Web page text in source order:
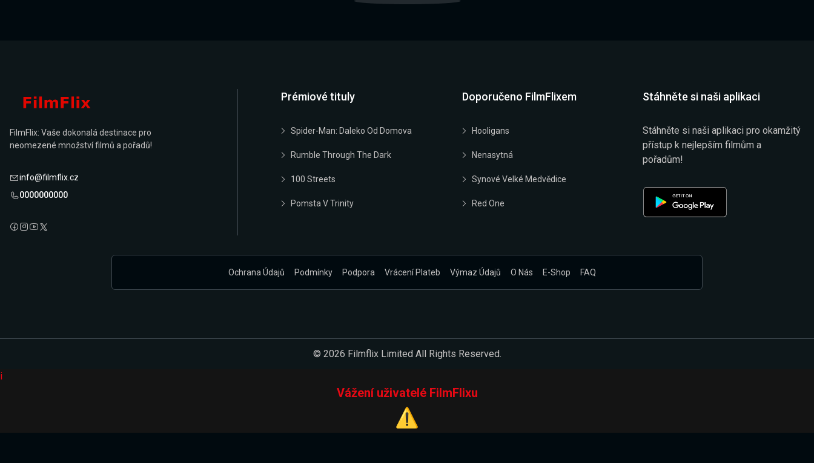
FilmFlix: Vaše dokonalá destinace pro
neomezené množství filmů a pořadů!
info@filmflix.cz
0000000000
Prémiové tituly
Spider-Man: Daleko Od Domova
Rumble Through The Dark
100 Streets
Pomsta V Trinity
Doporučeno FilmFlixem
Hooligans
Nenasytná
Synové Velké Medvědice
Red One
Stáhněte si naši aplikaci
Stáhněte si naši aplikaci pro okamžitý
přístup k nejlepším filmům a
pořadům!
Ochrana Údajů Podmínky Podpora Vrácení Plateb Výmaz Údajů O Nás E-Shop FAQ
© 2026 Filmflix Limited All Rights Reserved.
i
Vážení uživatelé FilmFlixu
⚠️